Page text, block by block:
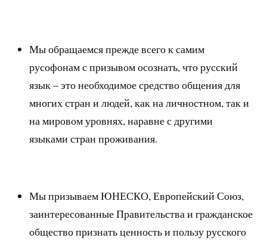
Мы обращаемся прежде всего к самим
русофонам с призывом осознать, что русский
язык – это необходимое средство общения для
многих стран и людей, как на личностном, так и
на мировом уровнях, наравне с другими
языками стран проживания.
Мы призываем ЮНЕСКО, Европейский Союз,
заинтересованные Правительства и гражданское
общество признать ценность и пользу русского